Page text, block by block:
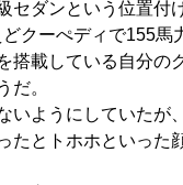
セダンという位置付
クーぺディで155馬
搭載している自分の
だ。
いようにしていたが
たとトホホといった